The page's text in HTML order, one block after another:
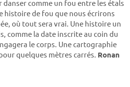
danser comme un fou entre les étals
histoire de fou que nous écrirons
où tout sera vrai. Une histoire un
comme la date inscrite au coin du
le corps. Une cartographie
quelques mètres carrés. Ronan